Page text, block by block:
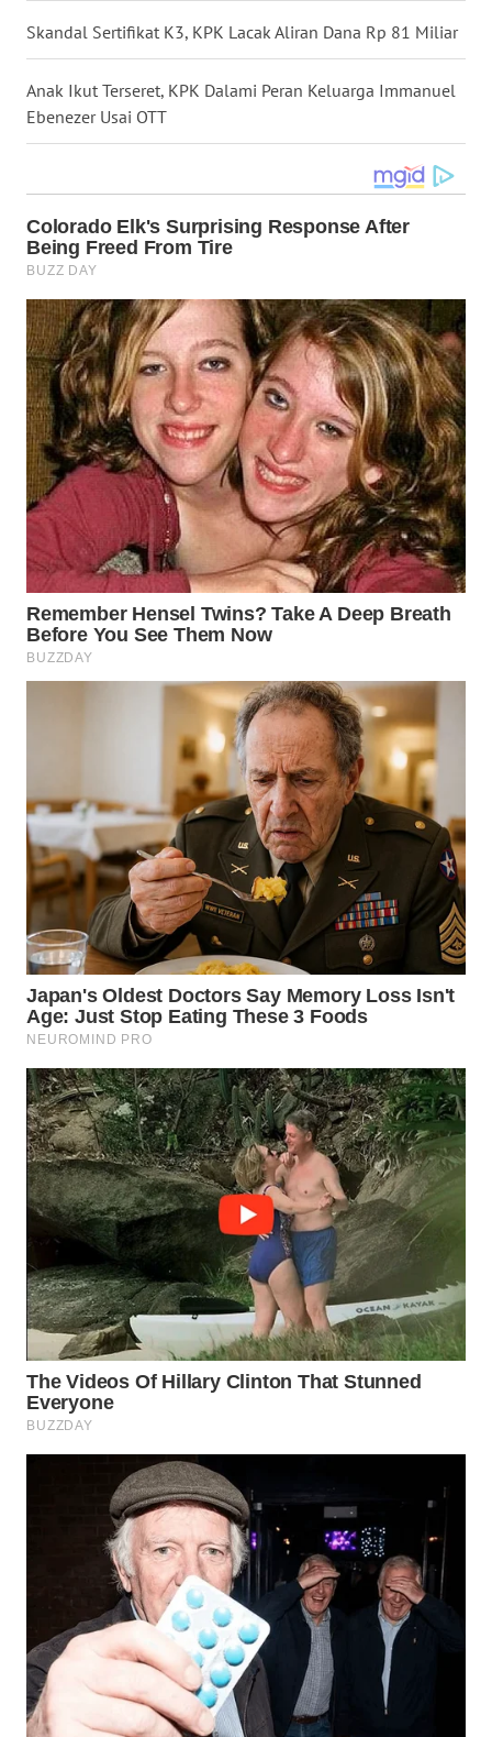
Skandal Sertifikat K3, KPK Lacak Aliran Dana Rp 81 Miliar
Anak Ikut Terseret, KPK Dalami Peran Keluarga Immanuel
Ebenezer Usai OTT
WN
WN
WN
BALI
WN
KALBAR
WN
KALTENG
WN
KALTARA
WN
KALSEL
WN
WN
GORONTALO
SULUT
WN
MALUKU
WN
MALUT
WN
DAIRI
WN
DANAU
TOBA
WN
NIAS
WN
LANGKAT
TAPANULI
WN
TANJUNG
LESUNG
WN